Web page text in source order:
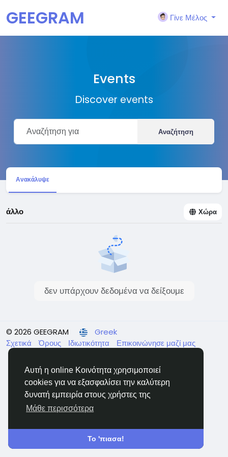
Αυτή η online Κοινότητα χρησιμοποιεί
cookies για να εξασφαλίσει την καλύτερη
δυνατή εμπειρία στους χρήστες της
Μάθε περισσότερα
Το 'πιασα!
GEEGRAM Γίνε Μέλος
Events
Discover events
Αναζήτηση
Ανακάλυψε
άλλο Χώρα
δεν υπάρχουν δεδομένα να δείξουμε
© 2026 GEEGRAM
Greek
Σχετικά
Όρους Ιδιωτικότητα
Επικοινώνησε μαζί μας